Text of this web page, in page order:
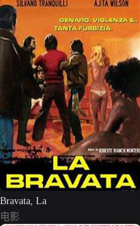
Bravata, La
电影